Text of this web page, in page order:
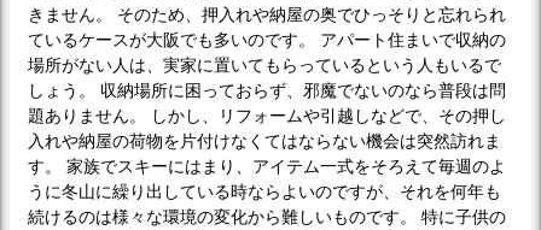
きません。 そのため、押入れや納屋の奥でひっそりと忘れられ
ているケースが大阪でも多いのです。 アパート住まいで収納の
場所がない人は、実家に置いてもらっているという人もいるで
しょう。 収納場所に困っておらず、邪魔でないのなら普段は問
題ありません。 しかし、リフォームや引越しなどで、その押し
入れや納屋の荷物を片付けなくてはならない機会は突然訪れま
す。 家族でスキーにはまり、アイテム一式をそろえて毎週のよ
うに冬山に繰り出している時ならよいのですが、それを何年も
続けるのは様々な環境の変化から難しいものです。 特に子供の